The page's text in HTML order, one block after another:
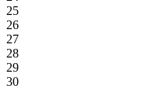
25
26
27
28
29
30